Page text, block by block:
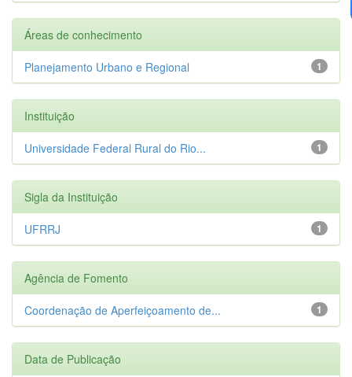
Áreas de conhecimento
1
Planejamento Urbano e Regional
Instituição
1
Universidade Federal Rural do Rio...
Sigla da Instituição
1
UFRRJ
Agência de Fomento
1
Coordenação de Aperfeiçoamento de...
Data de Publicação